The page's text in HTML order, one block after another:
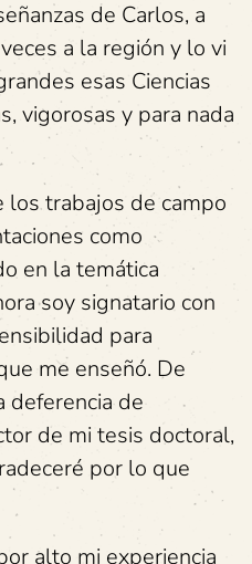
de Carlos, a
a la región y lo vi
esas Ciencias
vigorosas y para nada
trabajos de campo
como
en la temática
soy signatario con
para
me enseñó. De
deferencia de
de mi tesis doctoral,
por lo que
alto mi experiencia